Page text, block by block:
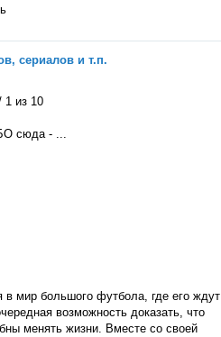
сериалов и т.п.
1 из 10
сюда - ...
в мир большого футбола, где его ждут
возможность доказать, что
менять жизни. Вместе со своей